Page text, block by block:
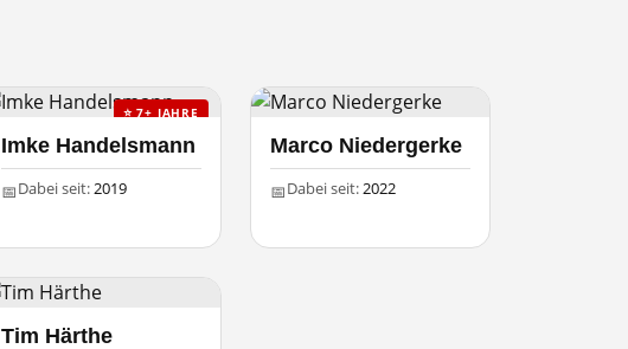
⭐ 7+ JAHRE
Imke Handelsmann
📅Dabei seit:2019
Marco Niedergerke
📅Dabei seit:2022
Tim Härthe